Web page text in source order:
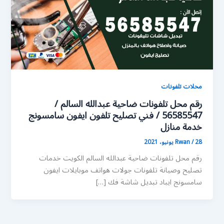
محلات تلفونات
رقم محل تلفونات ضاحية عبدالله السالم /
56585547 / فني تصليح تلفون ايفون سامسونج
خدمة منازل
Rwan/28 يونيو، 2021
رقم محل تلفونات ضاحية عبدالله السالم الكويت خدمات
تصليح وصيانة تلفونات جولات هواتف موبايلات ايفون
سامسونج ايباد تبديل شاشة فك […]